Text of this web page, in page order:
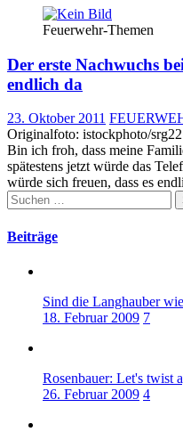
Feuerwehr-Themen
Der erste Nachwuchs
endlich da
23. Oktober 2011
Originalfoto: istockphoto/
Bin ich froh, dass meine
spätestens jetzt würde das
würde sich freuen, dass es
Suchen
nach:
Beiträge
Sind die Langhauber
18. Februar 2009 7
Rosenbauer: Let's twist
26. Februar 2009 4